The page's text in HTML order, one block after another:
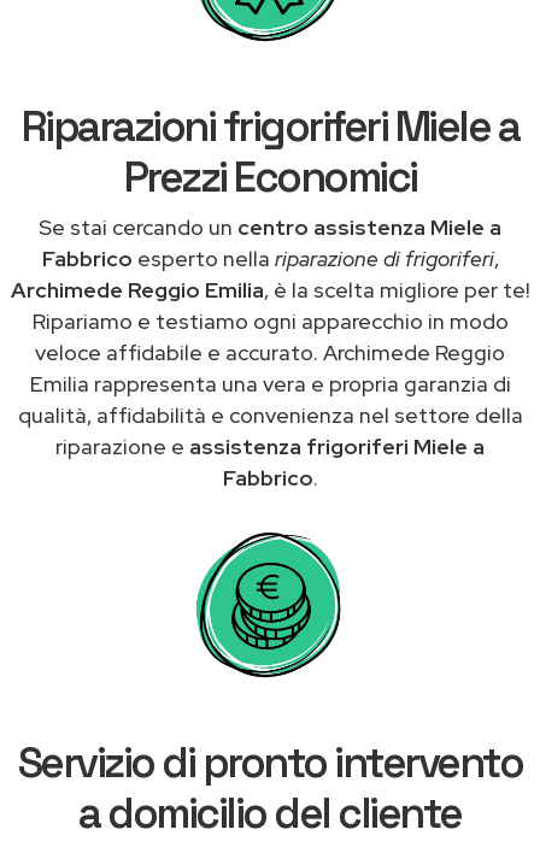
Riparazioni frigoriferi Miele a
Prezzi Economici
Se stai cercando un centro assistenza Miele a
Fabbrico esperto nella riparazione di frigoriferi,
Archimede Reggio Emilia, è la scelta migliore per te!
Ripariamo e testiamo ogni apparecchio in modo
veloce affidabile e accurato. Archimede Reggio
Emilia rappresenta una vera e propria garanzia di
qualità, affidabilità e convenienza nel settore della
riparazione e assistenza frigoriferi Miele a
Fabbrico.
Servizio di pronto intervento
a domicilio del cliente